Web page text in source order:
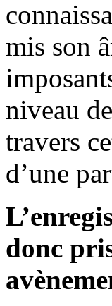
mis son
niveau
travers
d’une
donc